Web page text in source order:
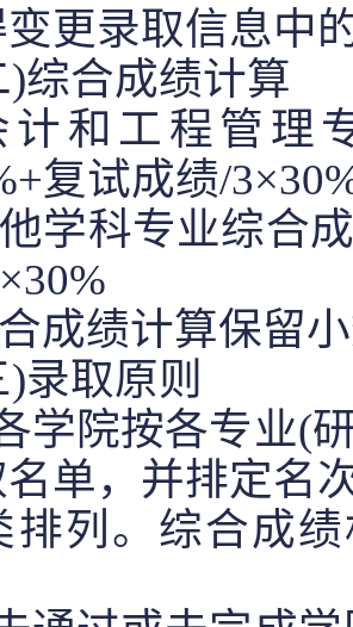
更录取信息中
合成绩计算
工程管理
复试成绩/
科专业综合成
绩计算保留小
取原则
院按各专业(研
单，并排定名
排列。综合成